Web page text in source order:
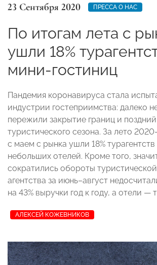
23 Сентября 2020 ПРЕССА О НАС
По итогам лета с
ушли 18%
мини-гостиниц
Пандемия коронавируса стала
индустрии гостеприимства: далеко
пережили закрытие границ и
туристического сезона. За лето
с маем с рынка ушли 18% турагентств
небольших отелей. Кроме того,
сократились обороты
агентства за июнь–август
на 43% выручки год к году, а отели —
АЛЕКСЕЙ КОЖЕВНИКОВ